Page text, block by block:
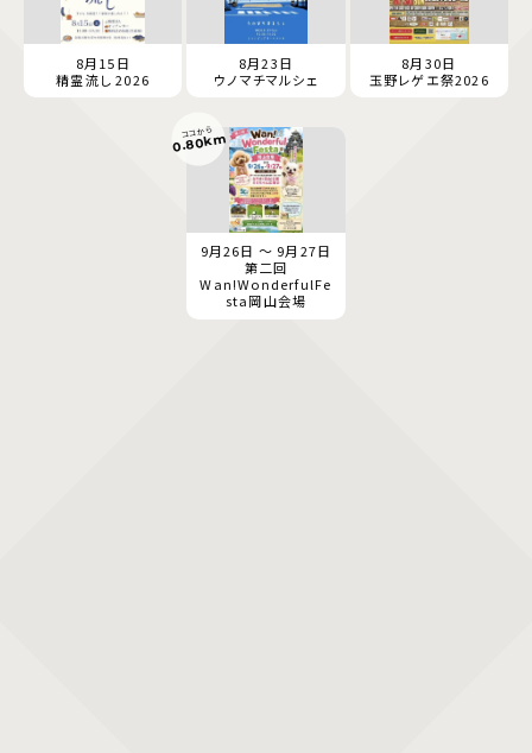
8月15日
精霊流し 2026
8月23日
ウノマチマルシェ
8月30日
玉野レゲエ祭2026
9月26日 ～ 9月27日
第二回
Wan!WonderfulFe
sta岡山会場
ココから
0.80km